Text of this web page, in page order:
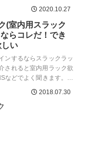
ックラインは張り方や乗
2020.10.27
(室内用スラック
らコレだ！でき
い
ンするならスラックラッ
されると室内用ラック欲
などでよく聞きます。で
ぇと。確かに高い。ジム
2018.07.30